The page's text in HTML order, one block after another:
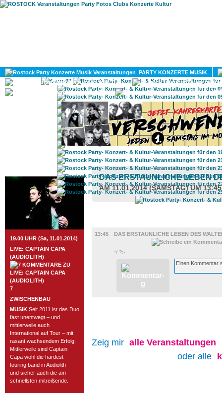
PARTY KONZERTE MUSIK
KULTUR
GAY
ROSTOCK TAGESTIPP
19.00 UHR (Sa, 11.01.2014)
LIVE: CAPTAIN CAPA
(AUDIOLITH)
7
ZWISCHENBAU
MUSIK Seit 2011 ist das Duo
fast unentwegt – und
mittlerweile auch
International auf Tour – mit
rasant wachsendem Erfolg.
Mittlerweile sind Captain
Capa wohl die hardest
touring band in Audiolith -
und sicher auch die am
schnellsten mitreißende.
DAS ERSTAUNLICHE LEBEN
AM 11.01.2014 (SAMSTAG) UM
13:45
DAS ERSTAUNLICHE LEBEN DES
*/ ?>
Zeig mir alle Veranstaltungen
oder alle